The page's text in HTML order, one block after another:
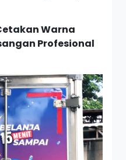
Warna
Profesional